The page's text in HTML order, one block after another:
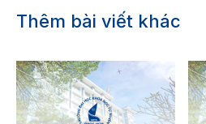
Thêm bài viết khác